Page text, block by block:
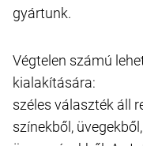
gyártunk.
Végtelen számú
kialakítására:
széles választék áll
színekből,